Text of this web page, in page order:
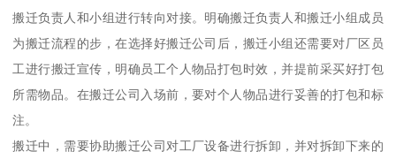
搬迁负责人和小组进行转向对接。明确搬迁负责人和搬迁小组成员
为搬迁流程的步，在选择好搬迁公司后，搬迁小组还需要对厂区员
工进行搬迁宣传，明确员工个人物品打包时效，并提前采买好打包
所需物品。在搬迁公司入场前，要对个人物品进行妥善的打包和标
注。
搬迁中，需要协助搬迁公司对工厂设备进行拆卸，并对拆卸下来的